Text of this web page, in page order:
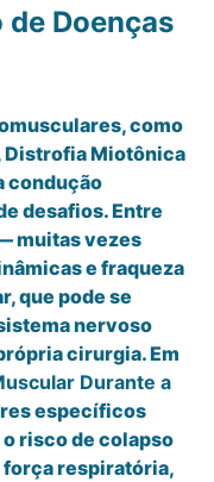
Doenças
como
Distrofia Miotônica
condução
desafios. Entre
muitas vezes
e fraqueza
que pode se
nervoso
cirurgia. Em
Durante a
específicos
risco de colapso
respiratória,